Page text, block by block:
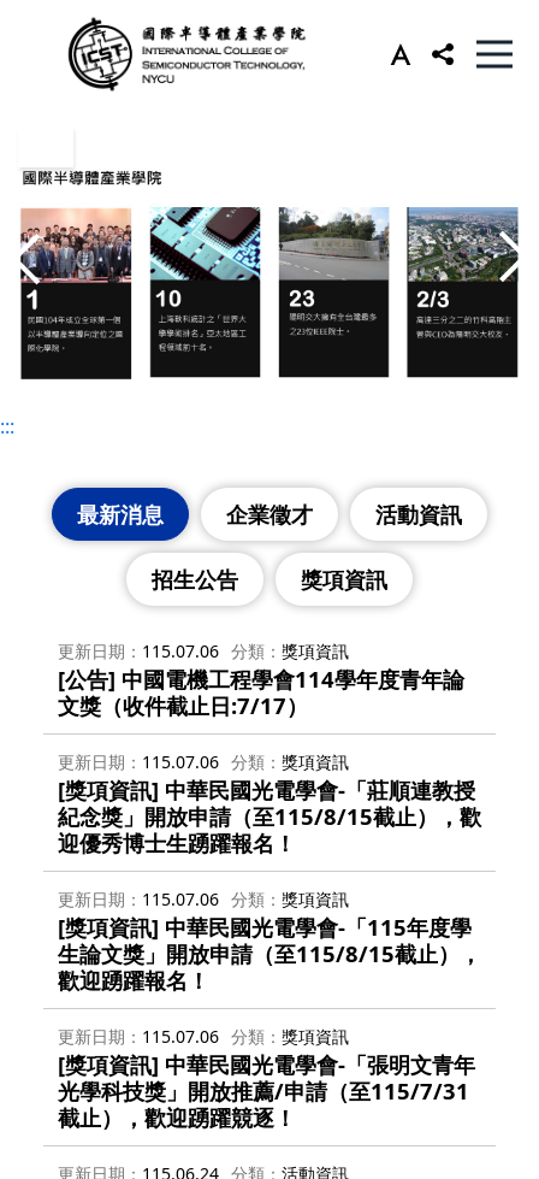
:::
最新消息 企業徵才 活動資訊
招生公告 獎項資訊
更新日期 115.07.06 分類 獎項資訊
[公告] 中國電機工程學會114學年度青年論
文獎（收件截止日:7/17）
更新日期 115.07.06 分類 獎項資訊
[獎項資訊] 中華民國光電學會-「莊順連教授
紀念獎」開放申請（至115/8/15截止），歡
迎優秀博士生踴躍報名！
更新日期 115.07.06 分類 獎項資訊
[獎項資訊] 中華民國光電學會-「115年度學
生論文獎」開放申請（至115/8/15截止），
歡迎踴躍報名！
更新日期 115.07.06 分類 獎項資訊
[獎項資訊] 中華民國光電學會-「張明文青年
光學科技獎」開放推薦/申請（至115/7/31
截止），歡迎踴躍競逐！
更新日期 115.06.24 分類 活動資訊